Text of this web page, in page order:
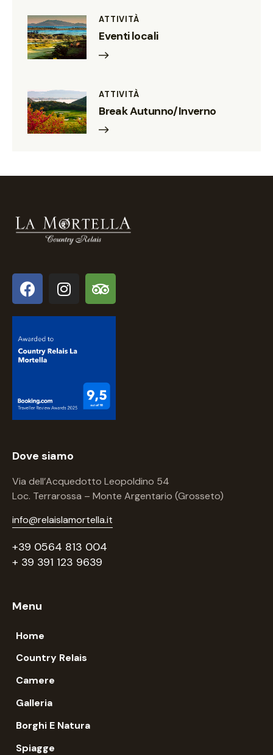
ATTIVITÀ
Eventi locali
ATTIVITÀ
Break Autunno/Inverno
Dove siamo
Via dell’Acquedotto Leopoldino 54
Loc. Terrarossa – Monte Argentario (Grosseto)
info@relaislamortella.it
+39 0564 813 004
+ 39 391 123 9639
Menu
Home
Country Relais
Camere
Galleria
Borghi E Natura
Spiagge